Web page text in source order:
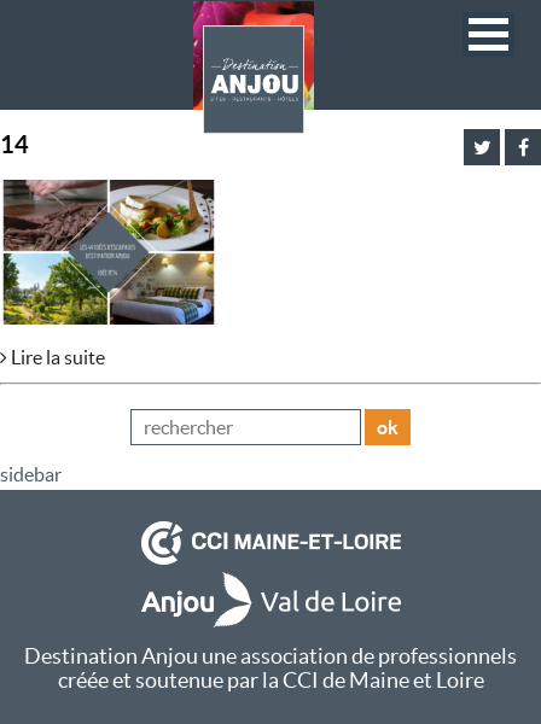
14
Lire la suite
ok
sidebar
Destination Anjou une association de professionnels
créée et soutenue par la CCI de Maine et Loire